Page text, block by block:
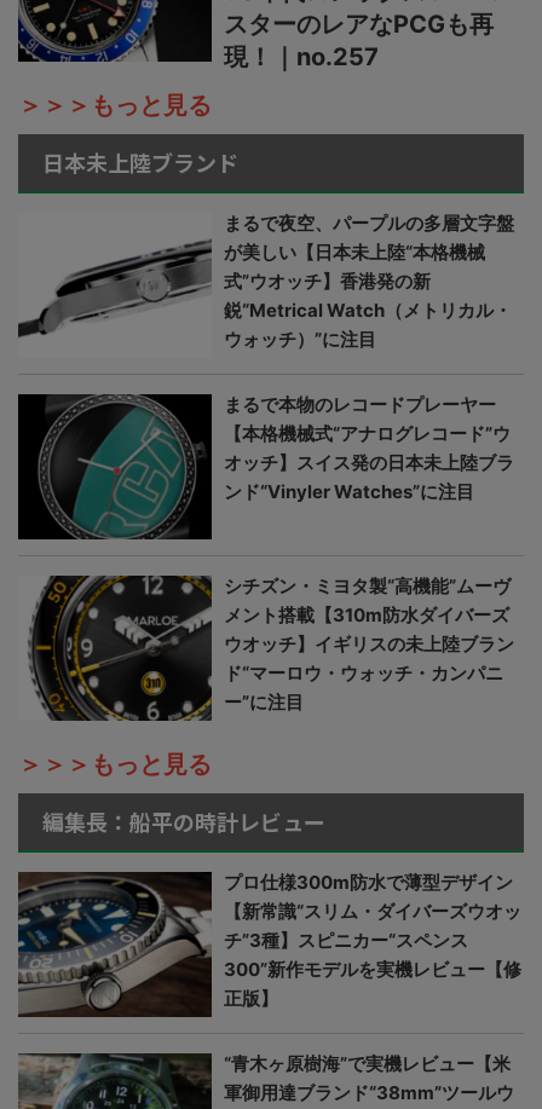
スターのレアなPCGも再
現！｜no.257
＞＞＞もっと見る
日本未上陸ブランド
まるで夜空、パープルの多層文字盤
が美しい【日本未上陸“本格機械
式”ウオッチ】香港発の新
鋭“Metrical Watch（メトリカル・
ウォッチ）”に注目
まるで本物のレコードプレーヤー
【本格機械式“アナログレコード”ウ
オッチ】スイス発の日本未上陸ブラ
ンド“Vinyler Watches”に注目
シチズン・ミヨタ製“高機能”ムーヴ
メント搭載【310m防水ダイバーズ
ウオッチ】イギリスの未上陸ブラン
ド“マーロウ・ウォッチ・カンパニ
ー”に注目
＞＞＞もっと見る
編集長：船平の時計レビュー
プロ仕様300m防水で薄型デザイン
【新常識“スリム・ダイバーズウオッ
チ”3種】スピニカー“スペンス
300”新作モデルを実機レビュー【修
正版】
“青木ヶ原樹海”で実機レビュー【米
軍御用達ブランド“38mm”ツールウ